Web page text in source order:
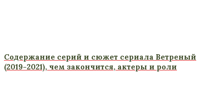
Содержание серий и сюжет сериала Ветреный
(2019-2021), чем закончится, актеры и роли